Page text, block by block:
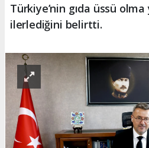
Türkiye’nin gıda üssü
ilerlediğini belirtti.